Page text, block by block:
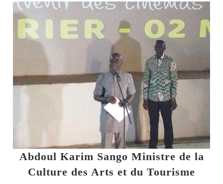
Abdoul Karim Sango Ministre de la
Culture des Arts et du Tourisme